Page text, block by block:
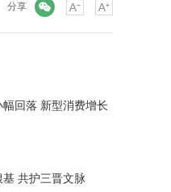
分享
回落 新型消费增长
基 共护三晋文脉